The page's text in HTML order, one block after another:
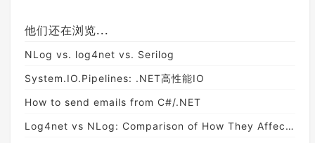
他们还在浏览...
NLog vs. log4net vs. Serilog
System.IO.Pipelines: .NET高性能IO
How to send emails from C#/.NET
Log4net vs NLog: Comparison of How They Affect Codebases - NDepend